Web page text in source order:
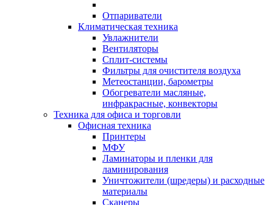
Отпариватели
Климатическая техника
Увлажнители
Вентиляторы
Сплит-системы
Фильтры для очистителя воздуха
Метеостанции, барометры
Обогреватели масляные,
инфракрасные, конвекторы
Техника для офиса и торговли
Офисная техника
Принтеры
МФУ
Ламинаторы и пленки для
ламинирования
Уничтожители (шредеры) и расходные
материалы
Сканеры